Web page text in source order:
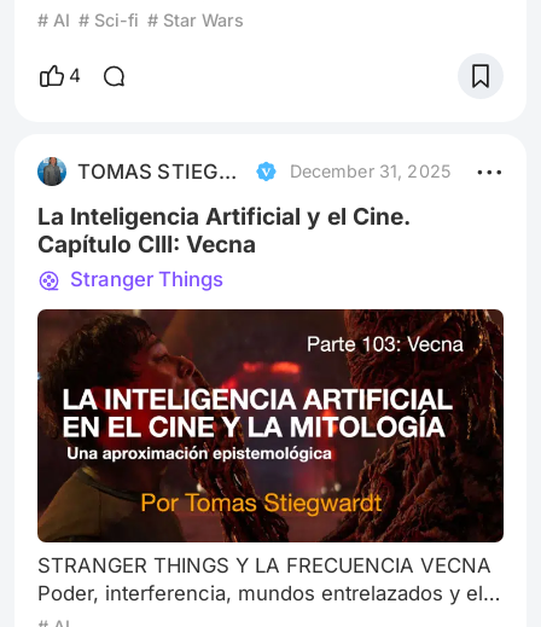
IA y el mito en tiempos de inteligencia no
Tampoco un año menos… Fue un año alucinante
Caballo de Fuego. Figura mitica y peligrosa. Y no
terminamos con reflexión porque haya s
# AI # Sci-fi # Star Wars
4
TOMAS STIEGWARDT December 31, 2025
La Inteligencia Artificial y el Cine.
Capítulo CIII: Vecna
Stranger Things
STRANGER THINGS Y LA FRECUENCIA VECNA
Poder, interferencia, mundos entrelazados y el
nacimiento del mal algorítmico Ya dijimos que